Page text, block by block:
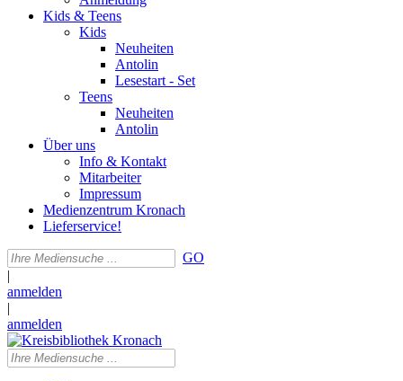
Kids & Teens
Kids
Neuheiten
Antolin
Lesestart - Set
Teens
Neuheiten
Antolin
Über uns
Info & Kontakt
Mitarbeiter
Impressum
Medienzentrum Kronach
Lieferservice!
GO
|
anmelden
|
anmelden